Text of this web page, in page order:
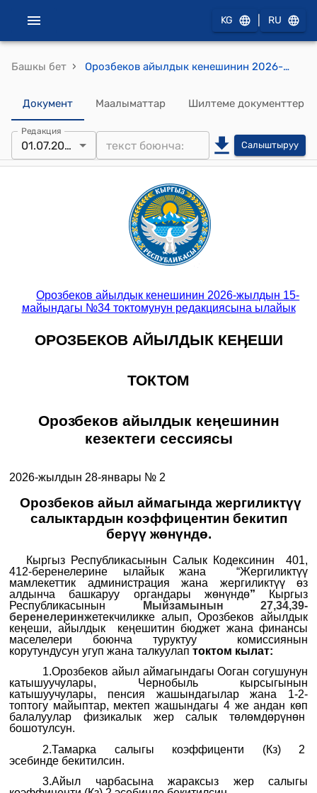
KG RU
Башкы бет › Орозбеков айылдык кенешинин 2026-жылдын 28-январындагы №2 "Орозбеков айыл аймагында жергиликтүү салыктардын коэффицентин бекитип берүү жөнүндө" токтому.
Документ Маалыматтар Шилтеме документтер
Редакция
01.07.2026 Салыштыруу